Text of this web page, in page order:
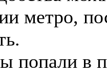
метро,
попали в